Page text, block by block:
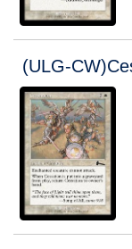
(ULG-